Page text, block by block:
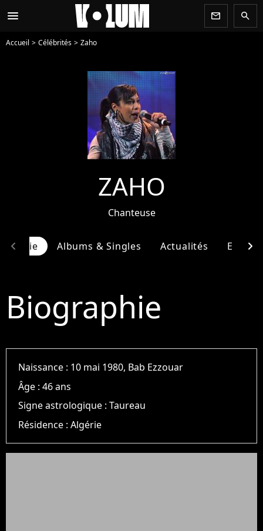
menu newsletter search
Accueil Célébrités Zaho
ZAHO
Chanteuse
Albums & Singles Actualités
chevron_left chevron_right
Biographie
Naissance : 10 mai 1980, Bab Ezzouar
Âge :46 ans
Signe astrologique :Taureau
Résidence :Algérie